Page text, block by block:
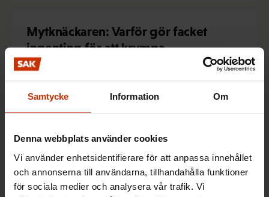
Samtycke Information Om
Denna webbplats använder cookies
Vi använder enhetsidentifierare för att anpassa innehållet
och annonserna till användarna, tillhandahålla funktioner
för sociala medier och analysera vår trafik. Vi
Mytknäckaren: Varför gör facket
ingenting för att krympa
löneklyftorna mellan könen?
Mytknäckaren: Struntar facket i
snuttjobbarna?
27.3.2018 Nyheter